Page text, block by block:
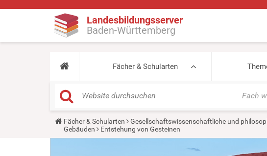
Landesbildungsserver
Baden-Württemberg
Fächer & Schularten
Fach
Y
u
Fächer & Schularten Gesellschaftswissenschaftliche und
Gebäuden
Entstehung von Gesteinen